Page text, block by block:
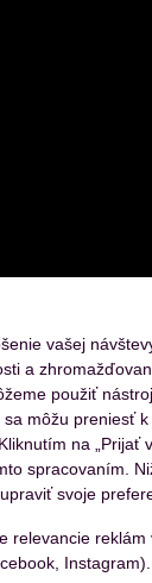
vašej
a
použiť
môžu preniesť k
na „Prijať
spracovaním.
svoje
relevancie reklám
Instagram).